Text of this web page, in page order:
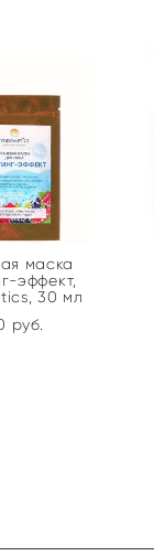
маска
эффект,
30 мл
pуб.